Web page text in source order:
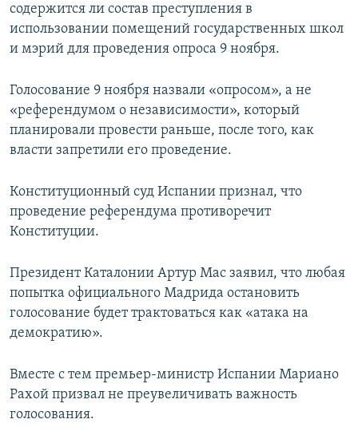
содержится ли состав преступления в
использовании помещений государственных школ
и мэрий для проведения опроса 9 ноября.
Голосование 9 ноября назвали «опросом», а не
«референдумом о независимости», который
планировали провести раньше, после того, как
власти запретили его проведение.
Конституционный суд Испании признал, что
проведение референдума противоречит
Конституции.
Президент Каталонии Артур Мас заявил, что любая
попытка официального Мадрида остановить
голосование будет трактоваться как «атака на
демократию».
Вместе с тем премьер-министр Испании Мариано
Рахой призвал не преувеличивать важность
голосования.